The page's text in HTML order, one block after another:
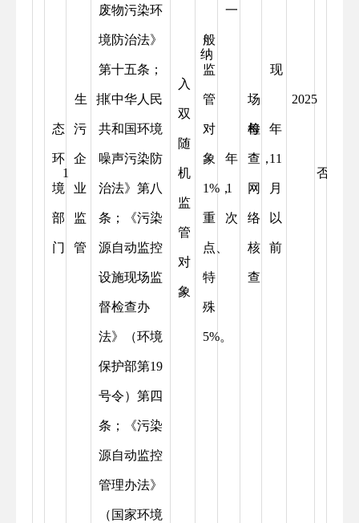
1
生
态
环
境
部
门
排
污
企
业
监
管
废物污染环
境防治法》
第十五条；
《中华人民
共和国环境
噪声污染防
治法》第八
条；《污染
源自动监控
设施现场监
督检查办
法》（环境
保护部第19
号令）第四
条；《污染
源自动监控
管理办法》
（国家环境
纳
入
双
随
机
监
管
对
象
一
般
监
管
对
象
1%，
重
点、
特
殊
5%。
每
年
1
次
现
场
检
查，
网
络
核
查
2025
年
11
月
以
前
否